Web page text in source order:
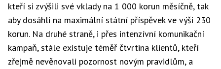
kteří si zvýšili své vklady na 1 000 korun měsíčně, tak
aby dosáhli na maximální státní příspěvek ve výši 230
korun. Na druhé straně, i přes intenzívní komunikační
kampaň, stále existuje téměř čtvrtina klientů, kteří
zřejmě nevěnovali pozornost novým pravidlům, a